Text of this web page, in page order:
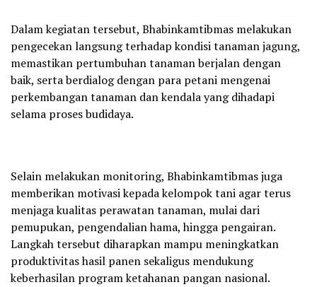
Dalam kegiatan tersebut, Bhabinkamtibmas melakukan
pengecekan langsung terhadap kondisi tanaman jagung,
memastikan pertumbuhan tanaman berjalan dengan
baik, serta berdialog dengan para petani mengenai
perkembangan tanaman dan kendala yang dihadapi
selama proses budidaya.
Selain melakukan monitoring, Bhabinkamtibmas juga
memberikan motivasi kepada kelompok tani agar terus
menjaga kualitas perawatan tanaman, mulai dari
pemupukan, pengendalian hama, hingga pengairan.
Langkah tersebut diharapkan mampu meningkatkan
produktivitas hasil panen sekaligus mendukung
keberhasilan program ketahanan pangan nasional.